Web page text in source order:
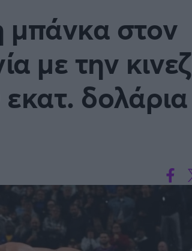
Άρση Βαρών
Μιχάλης Τσαμπάς WNBA
Γυναικών Α2
Τουρκία Κύπελλο
2025
Αγώνες Μπάσκετ ΟΠΑΠ
μπάνκα στον
με την